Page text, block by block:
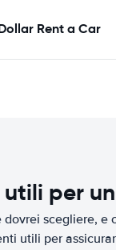
Rent a Car
per
scegliere,
utili per